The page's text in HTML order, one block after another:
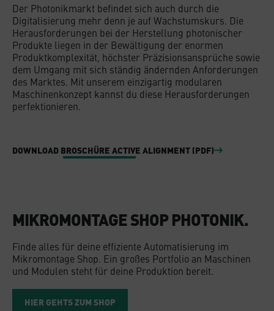
Der Photonikmarkt befindet sich auch durch die
Digitalisierung mehr denn je auf Wachstumskurs. Die
Herausforderungen bei der Herstellung photonischer
Produkte liegen in der Bewältigung der enormen
Produktkomplexität, höchster Präzisionsansprüche sowie
dem Umgang mit sich ständig ändernden Anforderungen
des Marktes. Mit unserem einzigartig modularen
Maschinenkonzept kannst du diese Herausforderungen
perfektionieren.
DOWNLOAD BROSCHÜRE ACTIVE ALIGNMENT (PDF)
MIKROMONTAGE SHOP PHOTONIK.
Finde alles für deine effiziente Automatisierung im
Mikromontage Shop. Ein großes Portfolio an Maschinen
und Modulen steht für deine Produktion bereit.
HIER GEHTS ZUM SHOP